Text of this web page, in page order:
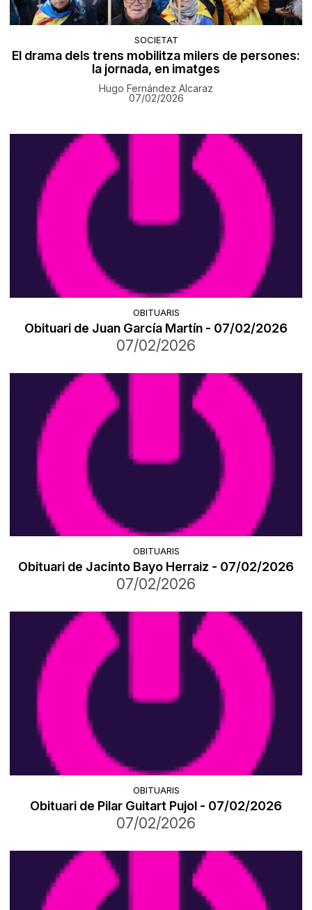
SOCIETAT
El drama dels trens mobilitza milers de persones:
la jornada, en imatges
Hugo Fernández Alcaraz
07/02/2026
OBITUARIS
Obituari de Juan García Martín - 07/02/2026
07/02/2026
OBITUARIS
Obituari de Jacinto Bayo Herraiz - 07/02/2026
07/02/2026
OBITUARIS
Obituari de Pilar Guitart Pujol - 07/02/2026
07/02/2026